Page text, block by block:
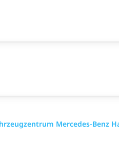
Mercedes-Benz